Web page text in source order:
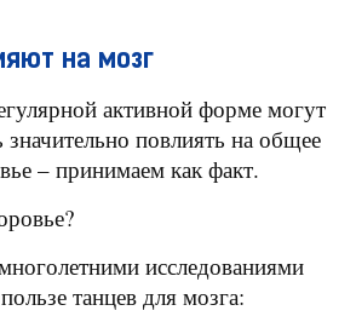
на мозг
активной форме могут
повлиять на общее
– принимаем как факт.
исследованиями
танцев для мозга: